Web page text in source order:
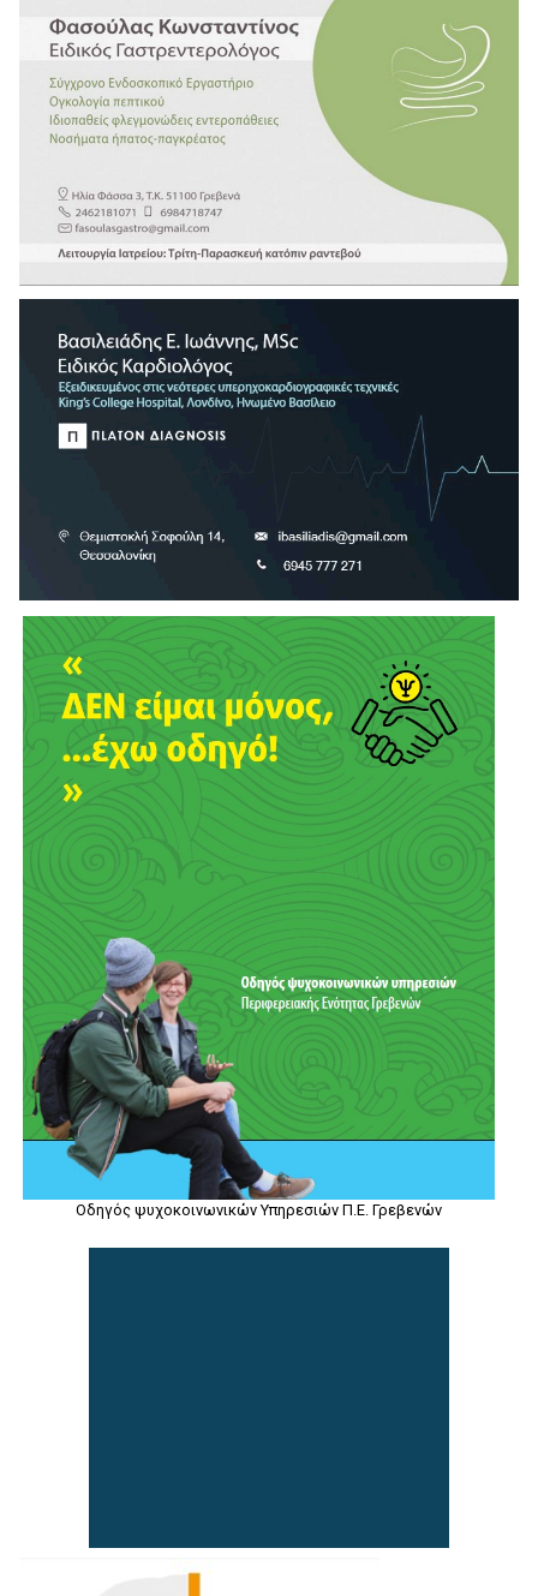
Οδηγός ψυχοκοινωνικών Υπηρεσιών Π.Ε. Γρεβενών